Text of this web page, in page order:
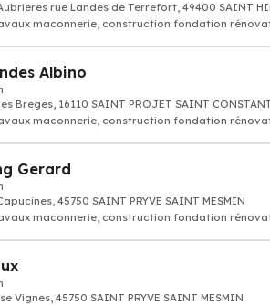
rue Landes de Terrefort, 49400 SAINT
maconnerie, construction fondation
Albino
Breges, 16110 SAINT PROJET SAINT
maconnerie, construction fondation
Gerard
45750 SAINT PRYVE SAINT MESMIN
maconnerie, construction fondation
Vignes, 45750 SAINT PRYVE SAINT MESMIN